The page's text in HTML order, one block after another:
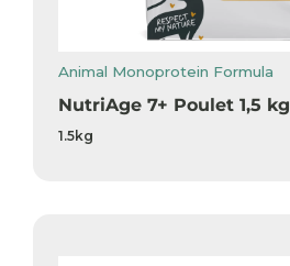
Animal Monoprotein Formula
NutriAge 7+ Poulet 1,5 kg
1.5kg